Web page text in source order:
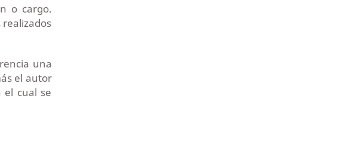
o cargo.
una
el autor
el cual se